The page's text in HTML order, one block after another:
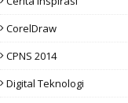
CorelDraw
CPNS 2014
Digital Teknologi